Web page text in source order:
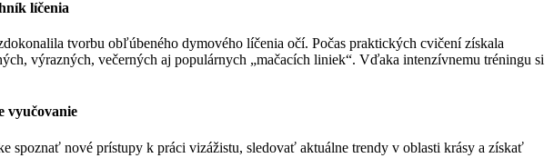
líčenia
tvorbu obľúbeného dymového líčenia očí. Počas praktických cvičení získala
výrazných, večerných aj populárnych „mačacích liniek“. Vďaka intenzívnemu tréningu si
vyučovanie
spoznať nové prístupy k práci vizážistu, sledovať aktuálne trendy v oblasti krásy a získať